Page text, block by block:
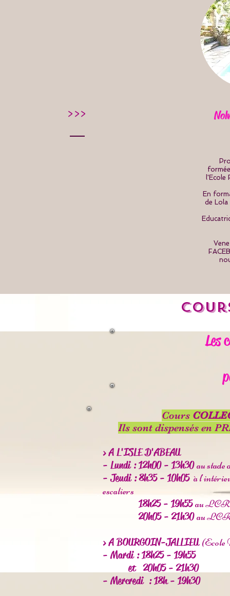
>>>
l'Ecole
En
de Lola
Les
Cours
Ils sont dispensés en
> A L'ISLE D'ABEAU
- Lundi : 12h00 - 13h30au
- Jeudi : 8h35 - 10h05 à
escaliers
18h25 - 19h55au LCR
20h05 - 21h30au LCR
> A BOURGOIN-JALLIEU (Ecole
- Mardi : 18h25 - 19h55
et 20h05 - 21h30
- Mercredi : 18h - 19h30